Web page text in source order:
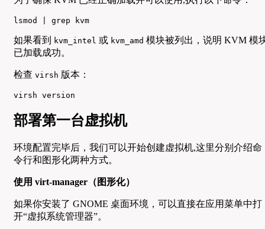
lsmod | grep kvm
如果看到 kvm_intel 或 kvm_amd 模块被列出，说明 KVM 模
已加载成功。
检查 virsh 版本：
virsh version
部署第一台虚拟机
环境配置完毕后，我们可以开始创建虚拟机,这里分别介绍命
令行和图形化两种方式。
使用 virt-manager（图形化）
如果你安装了 GNOME 桌面环境，可以直接在应用菜单中打
开“虚拟系统管理器”。